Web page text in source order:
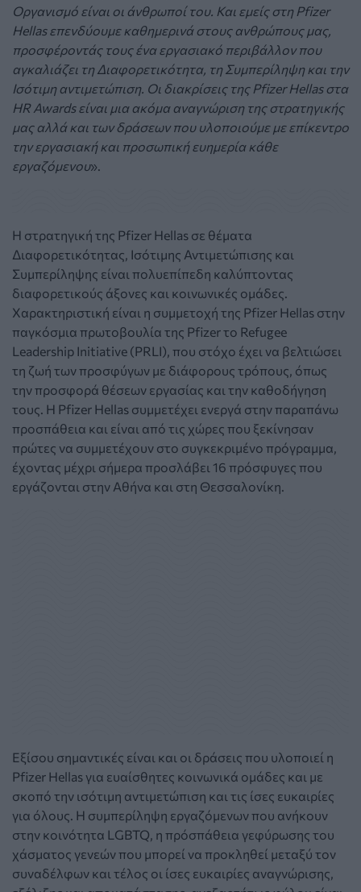
Οργανισμό είναι οι άνθρωποί του. Και εμείς στη Pfizer
Hellas επενδύουμε καθημερινά στους ανθρώπους μας,
προσφέροντάς τους ένα εργασιακό περιβάλλον που
αγκαλιάζει τη Διαφορετικότητα, τη Συμπερίληψη και την
Ισότιμη αντιμετώπιση. Oι διακρίσεις της Pfizer Hellas στα
HR Awards είναι μια ακόμα αναγνώριση της στρατηγικής
μας αλλά και των δράσεων που υλοποιούμε με επίκεντρο
την εργασιακή και προσωπική ευημερία κάθε
εργαζόμενου».
H στρατηγική της Pfizer Hellas σε θέματα
Διαφορετικότητας, Ισότιμης Αντιμετώπισης και
Συμπερίληψης είναι πολυεπίπεδη καλύπτοντας
διαφορετικούς άξονες και κοινωνικές ομάδες.
Xαρακτηριστική είναι η συμμετοχή της Pfizer Hellas στην
παγκόσμια πρωτοβουλία της Pfizer το Refugee
Leadership Initiative (PRLI), που στόχο έχει να βελτιώσει
τη ζωή των προσφύγων με διάφορους τρόπους, όπως
την προσφορά θέσεων εργασίας και την καθοδήγηση
τους. H Pfizer Hellas συμμετέχει ενεργά στην παραπάνω
προσπάθεια και είναι από τις χώρες που ξεκίνησαν
πρώτες να συμμετέχουν στο συγκεκριμένο πρόγραμμα,
έχοντας μέχρι σήμερα προσλάβει 16 πρόσφυγες που
εργάζονται στην Αθήνα και στη Θεσσαλονίκη.
Εξίσου σημαντικές είναι και οι δράσεις που υλοποιεί η
Pfizer Hellas για ευαίσθητες κοινωνικά ομάδες και με
σκοπό την ισότιμη αντιμετώπιση και τις ίσες ευκαιρίες
για όλους. Η συμπερίληψη εργαζόμενων που ανήκουν
στην κοινότητα LGBTQ, η πρόσπάθεια γεφύρωσης του
χάσματος γενεών που μπορεί να προκληθεί μεταξύ τον
συναδέλφων και τέλος οι ίσες ευκαιρίες αναγνώρισης,